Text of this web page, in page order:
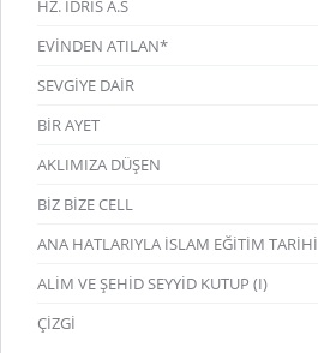
HZ. İDRİS A.S
EVİNDEN ATILAN*
SEVGİYE DAİR
BİR AYET
AKLIMIZA DÜŞEN
BİZ BİZE CELL
ANA HATLARIYLA İSLAM EĞİTİM TARİHİ
ALİM VE ŞEHİD SEYYİD KUTUP (I)
ÇİZGİ